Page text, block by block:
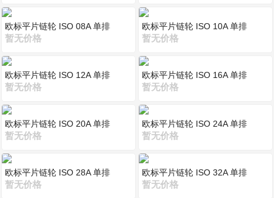
欧标平片链轮 ISO 08A 单排
暂无价格
欧标平片链轮 ISO 12A 单排
暂无价格
欧标平片链轮 ISO 20A 单排
暂无价格
欧标平片链轮 ISO 28A 单排
暂无价格
欧标平片链轮 ISO 10A 单排
暂无价格
欧标平片链轮 ISO 16A 单排
暂无价格
欧标平片链轮 ISO 24A 单排
暂无价格
欧标平片链轮 ISO 32A 单排
暂无价格